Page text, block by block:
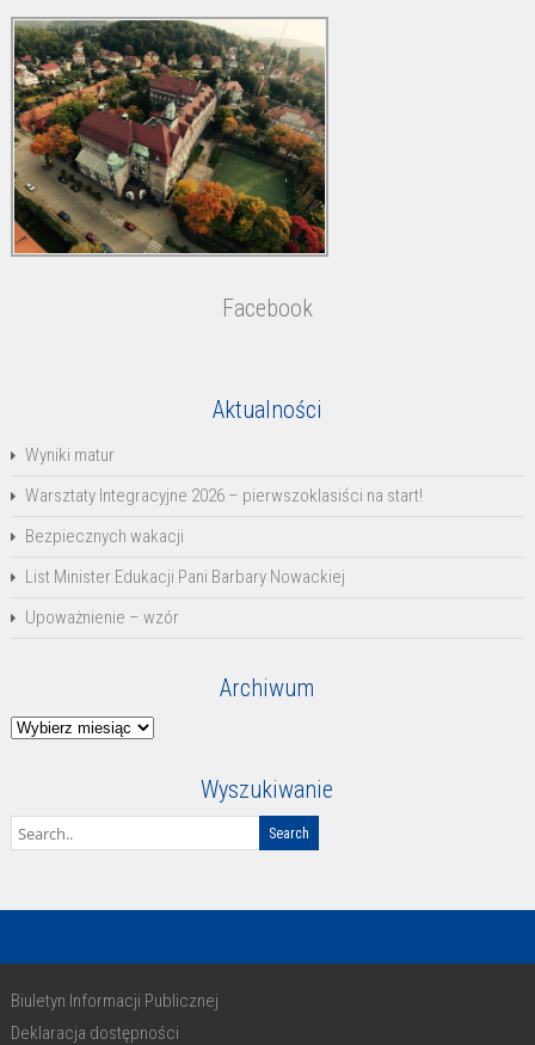
Facebook
Aktualności
Wyniki matur
Warsztaty Integracyjne 2026 – pierwszoklasiści na start!
Bezpiecznych wakacji
List Minister Edukacji Pani Barbary Nowackiej
Upoważnienie – wzór
Archiwum
Archiwum
Wyszukiwanie
Biuletyn Informacji Publicznej
Deklaracja dostępności